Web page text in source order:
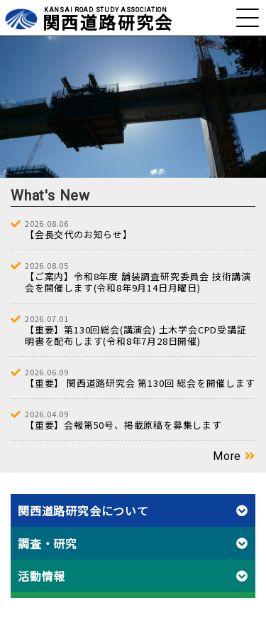
KANSAI ROAD STUDY ASSOCIATION
関西道路研究会
What's New
2026.08.06
【会長交代のお知らせ】
2026.08.05
【ご案内】令和8年度 舗装調査研究委員会 技術講演
会を開催します(令和8年9月14日月曜日)
2026.07.01
【重要】第130回総会(講演会) 土木学会CPD受講証
明書を配布します(令和8年7月28日開催)
2026.06.09
【重要】 関西道路研究会 第130回 総会を開催します
2026.04.09
【重要】会報第50号、掲載原稿を募集します
More
関西道路研究会について
調査・研究
活動情報